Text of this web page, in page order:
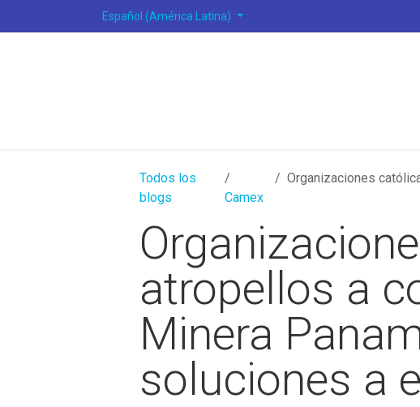
Español (América Latina)
Todos los
blogs
Camex
Organizaciones católicas
atropellos a
Minera
soluciones a